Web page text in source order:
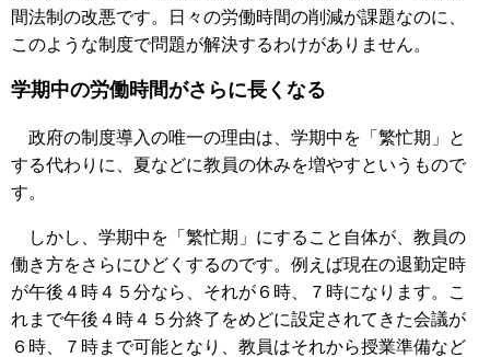
間法制の改悪です。日々の労働時間の削減が課題なのに、
このような制度で問題が解決するわけがありません。
学期中の労働時間がさらに長くなる
政府の制度導入の唯一の理由は、学期中を「繁忙期」と
する代わりに、夏などに教員の休みを増やすというもので
す。
しかし、学期中を「繁忙期」にすること自体が、教員の
働き方をさらにひどくするのです。例えば現在の退勤定時
が午後４時４５分なら、それが６時、７時になります。こ
れまで午後４時４５分終了をめどに設定されてきた会議が
６時、７時まで可能となり、教員はそれから授業準備など